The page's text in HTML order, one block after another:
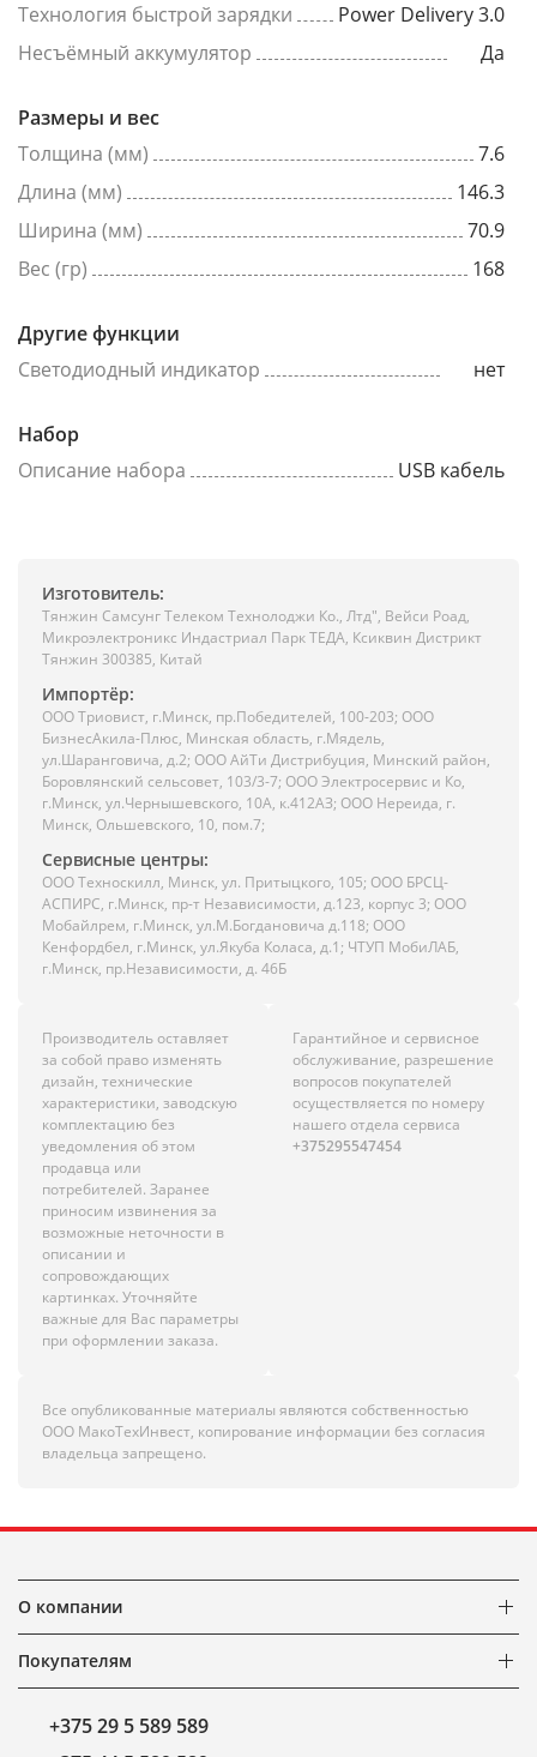
Технология быстрой зарядки
Power Delivery 3.0
Несъёмный аккумулятор
Да
Размеры и вес
Толщина (мм)
7.6
Длина (мм)
146.3
Ширина (мм)
70.9
Вес (гр)
168
Другие функции
Светодиодный индикатор
нет
Набор
Описание набора
USB кабель
Изготовитель:
Тянжин Самсунг Телеком Технолоджи Ко., Лтд", Вейси Роад,
Микроэлектроникс Индастриал Парк ТЕДА, Ксиквин Дистрикт
Тянжин 300385, Китай
Импортёр:
ООО Триовист, г.Минск, пр.Победителей, 100-203; ООО
БизнесАкила-Плюс, Минская область, г.Мядель,
ул.Шаранговича, д.2; ООО АйТи Дистрибуция, Минский район,
Боровлянский сельсовет, 103/3-7; ООО Электросервис и Ко,
г.Минск, ул.Чернышевского, 10А, к.412АЗ; ООО Нереида, г.
Минск, Ольшевского, 10, пом.7;
Сервисные центры:
ООО Техноскилл, Минск, ул. Притыцкого, 105; ООО БРСЦ-
АСПИРС, г.Минск, пр-т Независимости, д.123, корпус 3; ООО
Мобайлрем, г.Минск, ул.М.Богдановича д.118; ООО
Кенфордбел, г.Минск, ул.Якуба Коласа, д.1; ЧТУП МобиЛАБ,
г.Минск, пр.Независимости, д. 46Б
Производитель оставляет
за собой право изменять
дизайн, технические
характеристики, заводскую
комплектацию без
уведомления об этом
продавца или
потребителей. Заранее
приносим извинения за
возможные неточности в
описании и
сопровождающих
картинках. Уточняйте
важные для Вас параметры
при оформлении заказа.
Гарантийное и сервисное
обслуживание, разрешение
вопросов покупателей
осуществляется по номеру
нашего отдела сервиса
+375295547454
Все опубликованные материалы являются собственностью
ООО МакоТехИнвест, копирование информации без согласия
владельца запрещено.
О компании
Покупателям
+375 29 5 589 589